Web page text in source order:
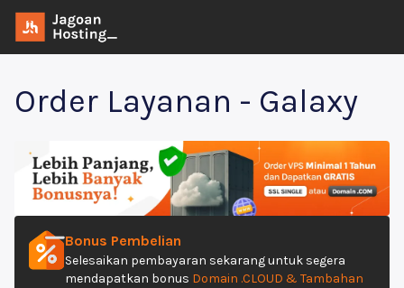
Order Layanan - Galaxy
Bonus Pembelian
Selesaikan pembayaran sekarang untuk segera
mendapatkan bonus Domain .CLOUD & Tambahan